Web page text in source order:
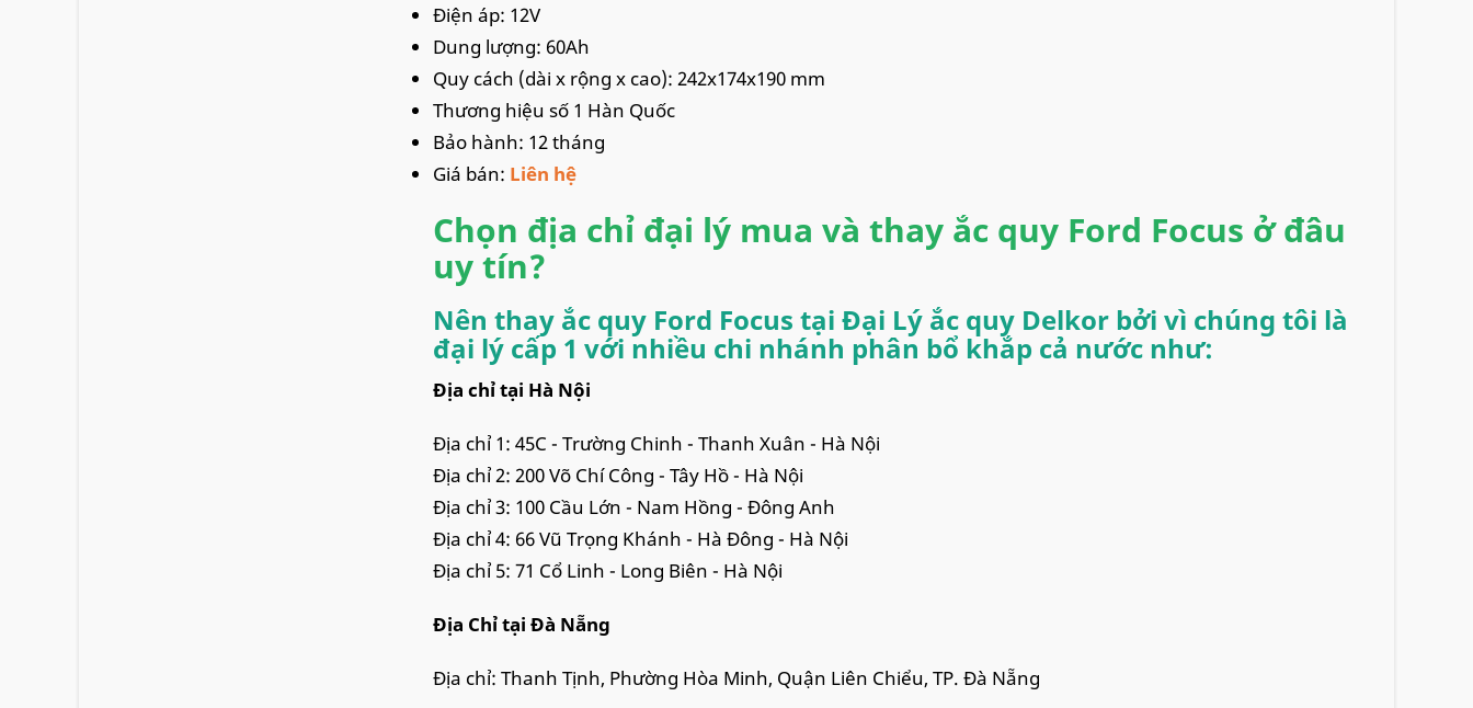
Điện áp: 12V
Dung lượng: 60Ah
Quy cách (dài x rộng x cao): 242x174x190 mm
Thương hiệu số 1 Hàn Quốc
Bảo hành: 12 tháng
Giá bán: Liên hệ
Chọn địa chỉ đại lý mua và thay ắc quy Ford Focus ở đâu
uy tín?
Nên thay ắc quy Ford Focus tại Đại Lý ắc quy Delkor bởi vì chúng tôi là
đại lý cấp 1 với nhiều chi nhánh phân bổ khắp cả nước như:
Địa chỉ tại Hà Nội
Địa chỉ 1: 45C - Trường Chinh - Thanh Xuân - Hà Nội
Địa chỉ 2: 200 Võ Chí Công - Tây Hồ - Hà Nội
Địa chỉ 3: 100 Cầu Lớn - Nam Hồng - Đông Anh
Địa chỉ 4: 66 Vũ Trọng Khánh - Hà Đông - Hà Nội
Địa chỉ 5: 71 Cổ Linh - Long Biên - Hà Nội
Địa Chỉ tại Đà Nẵng
Địa chỉ: Thanh Tịnh, Phường Hòa Minh, Quận Liên Chiểu, TP. Đà Nẵng